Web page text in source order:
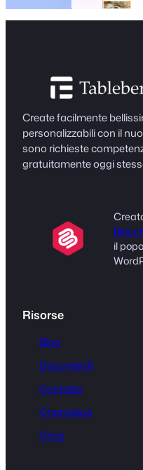
Create facilmente
personalizzabili con il
sono richieste
gratuitamente oggi
il
Risorse
Blog
Documenti
Contatto
Changelog
Circa